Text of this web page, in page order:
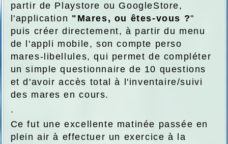
partir de Playstore ou GoogleStore,
l'application "Mares, ou êtes-vous ?"
puis créer directement, à partir du menu
de l'appli mobile, son compte perso
mares-libellules, qui permet de compléter
un simple questionnaire de 10 questions
et d'avoir accès total à l'inventaire/suivi
des mares en cours.
.
Ce fut une excellente matinée passée en
plein air à effectuer un exercice à la